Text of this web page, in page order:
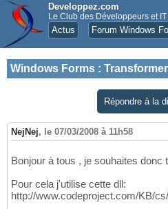
Developpez.com
Le Club des Développeurs et
Actus Forum Windows
Windows Forms :
Répondre à la
NejNej, le 07/03/2008 à 11h58
Bonjour à tous , je souhaites donc
Pour cela j'utilise cette dll:
http://www.codeproject.com/KB/